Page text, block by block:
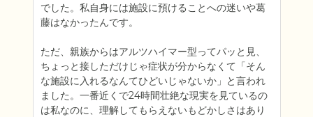
でした。私自身には施設に預けることへの迷いや葛
藤はなかったんです。
ただ、親族からはアルツハイマー型ってパッと見、
ちょっと接しただけじゃ症状が分からなくて「そん
な施設に入れるなんてひどいじゃないか」と言われ
ました。一番近くで24時間壮絶な現実を見ているの
は私なのに、理解してもらえないもどかしさはあり